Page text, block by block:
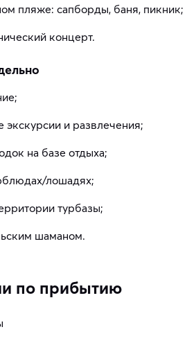
пляже: сапборды, баня, пикник;
концерт.
экскурсии и развлечения;
на базе отдыха;
лошадях;
турбазы;
шаманом.
по прибытию